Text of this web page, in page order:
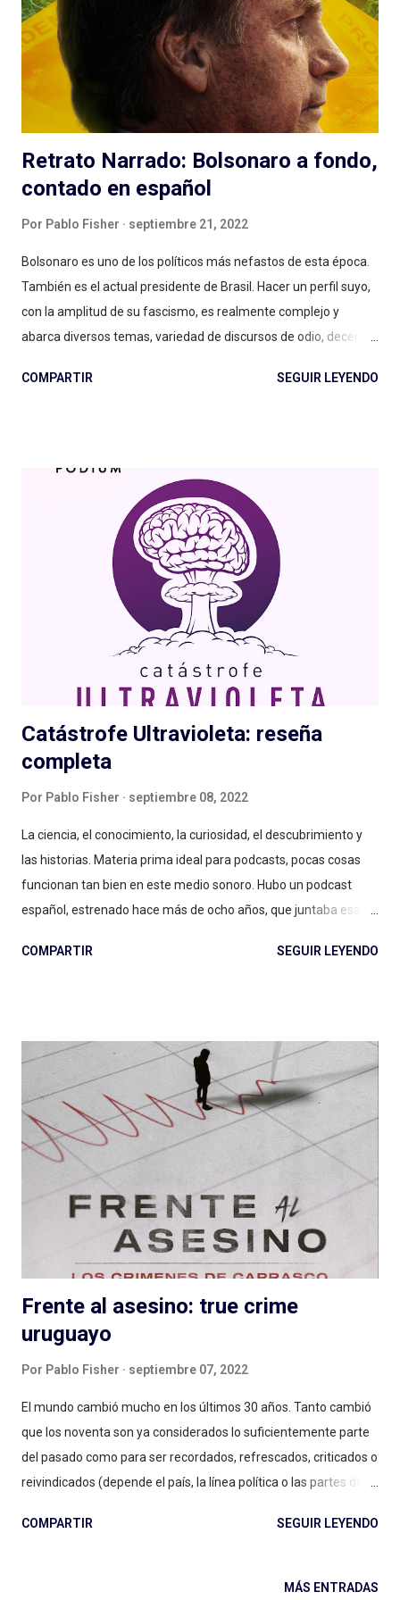
Retrato Narrado: Bolsonaro a fondo,
contado en español
Por Pablo Fisher septiembre 21, 2022
Bolsonaro es uno de los políticos más nefastos de esta época.
También es el actual presidente de Brasil. Hacer un perfil suyo,
con la amplitud de su fascismo, es realmente complejo y
abarca diversos temas, variedad de discursos de odio, decenas
de las redes sociales y del uso del escándalo para comunicar.
del personaje. Sus orígenes en el pueblo de Eldorado, de los que
conocemos algunos detalles (que luego usaría Bolsonaro para
inventar una mitología de su vida), sus años como militar y
cómo fue que llegó a la política. A diferencia de Donald Trump,
con quien se lo comparó siempre por estilo y por época,
Bolsonaro nunca fue un outsider de la política: siempre fue un
fascista, conservador, militarista, siempre atacó a la izquierda,
COMPARTIR SEGUIR LEYENDO
Catástrofe Ultravioleta: reseña
completa
Por Pablo Fisher septiembre 08, 2022
La ciencia, el conocimiento, la curiosidad, el descubrimiento y
las historias. Materia prima ideal para podcasts, pocas cosas
funcionan tan bien en este medio sonoro. Hubo un podcast
español, estrenado hace más de ocho años, que juntaba esas
Catástrofe Ultravioleta tuvo tres temporadas, existió entre
abril y diciembre de ese año insólito. Hace tiempo quería
dedicarle espacio a los catastróficos : por su estilo, por su
humor, por el cariño hacia el sonido con que contaron historias
de ciencia durante años, por la enorme tarea de divulgación
científica que desarrollaron en un total de 34 episodios. El
llamado Radiolab español merece ser recordado porque sigue
vigente: a otros podcasts les quedaría enorme la comparación
con el proyecto creado por Jad A...
COMPARTIR SEGUIR LEYENDO
Frente al asesino: true crime
uruguayo
Por Pablo Fisher septiembre 07, 2022
El mundo cambió mucho en los últimos 30 años. Tanto cambió
que los noventa son ya considerados lo suficientemente parte
del pasado como para ser recordados, refrescados, criticados o
reivindicados (depende el país, la línea política o las partes de la
justicia, cambiaron las formas de contar en los medios de
etcétera. Y este podcast, un true crime clásico llamado Frente
COMPARTIR SEGUIR LEYENDO
MÁS ENTRADAS